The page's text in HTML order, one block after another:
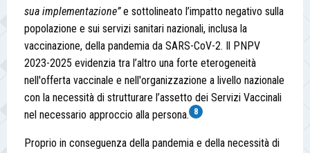
sua implementazione”e sottolineato l’impatto negativo sulla
popolazione e sui servizi sanitari nazionali, inclusa la
vaccinazione, della pandemia da SARS-CoV-2. Il PNPV
2023-2025 evidenzia tra l’altro una forte eterogeneità
nell'offerta vaccinale e nell'organizzazione a livello nazionale
con la necessità di strutturare l’assetto dei Servizi Vaccinali
nel necessario approccio alla persona.
8
Proprio in conseguenza della pandemia e della necessità di